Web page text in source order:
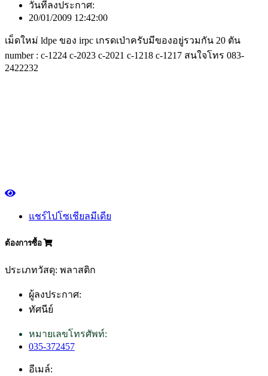
วันที่ลงประกาศ:
20/01/2009 12:42:00
เม็ดใหม่ ldpe ของ irpc เกรดเป่าครับมีของอยู่รวมกัน 20 ตัน
number : c-1224 c-2023 c-2021 c-1218 c-1217 สนใจโทร 083-
2422232
แชร์ไปโซเชียลมีเดีย
ต้องการซื้อ
ประเภทวัสดุ: พลาสติก
ผู้ลงประกาศ:
ทัศนีย์
หมายเลขโทรศัพท์:
035-372457
อีเมล์: